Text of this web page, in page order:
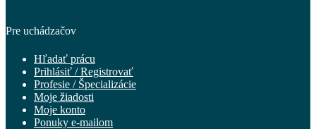
Pre uchádzačov
Hľadať prácu
Prihlásiť / Registrovať
Profesie / Špecializácie
Moje žiadosti
Moje konto
Ponuky e-mailom